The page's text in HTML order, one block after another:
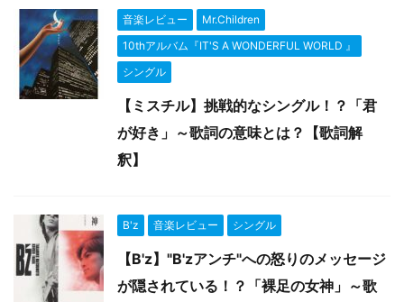
音楽レビュー
Mr.Children
10thアルバム『IT'S A WONDERFUL WORLD 』
シングル
【ミスチル】挑戦的なシングル！？「君
が好き」～歌詞の意味とは？【歌詞解
釈】
B'z 音楽レビュー シングル
【B'z】"B'zアンチ"への怒りのメッセージ
が隠されている！？「裸足の女神」～歌